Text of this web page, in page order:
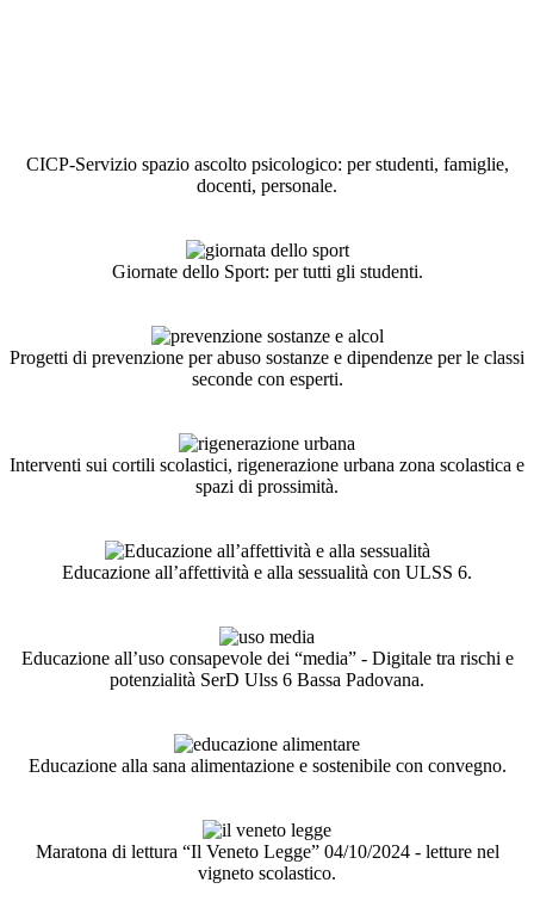
CICP-Servizio spazio ascolto psicologico: per studenti, famiglie,
docenti, personale.
Giornate dello Sport: per tutti gli studenti.
Progetti di prevenzione per abuso sostanze e dipendenze per le classi
seconde con esperti.
Interventi sui cortili scolastici, rigenerazione urbana zona scolastica e
spazi di prossimità.
Educazione all’affettività e alla sessualità con ULSS 6.
Educazione all’uso consapevole dei “media” - Digitale tra rischi e
potenzialità SerD Ulss 6 Bassa Padovana.
Educazione alla sana alimentazione e sostenibile con convegno.
Maratona di lettura “Il Veneto Legge” 04/10/2024 - letture nel
vigneto scolastico.